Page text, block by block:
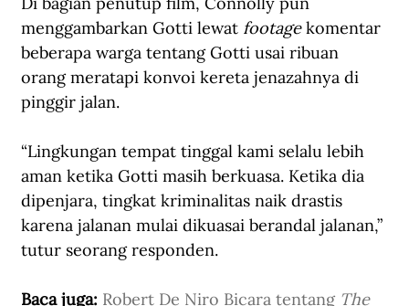
menggambarkan Gotti lewat footage komentar
beberapa warga tentang Gotti usai ribuan
orang meratapi konvoi kereta jenazahnya di
pinggir jalan.
“Lingkungan tempat tinggal kami selalu lebih
aman ketika Gotti masih berkuasa. Ketika dia
dipenjara, tingkat kriminalitas naik drastis
karena jalanan mulai dikuasai berandal jalanan,”
tutur seorang responden.
Baca juga: Robert De Niro Bicara tentang The